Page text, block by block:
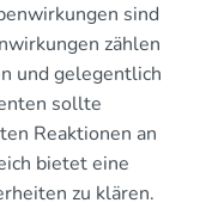
sind
zählen
und gelegentlich
sollte
Reaktionen an
bietet eine
zu klären.